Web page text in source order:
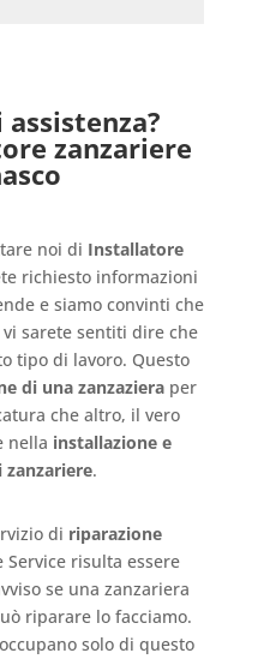
zanzariere
noi di Installatore
richiesto informazioni
e siamo convinti che
sarete sentiti dire che
tipo di lavoro. Questo
di una zanzazieraper
che altro, il vero
nella installazione e
.
di riparazione
Service risulta essere
se una zanzariera
riparare lo facciamo.
solo di questo